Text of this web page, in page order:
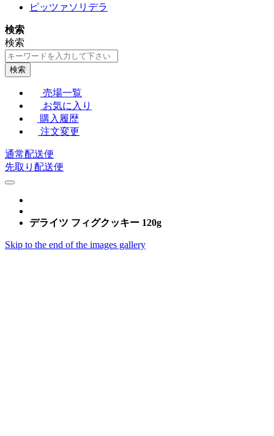
ピッツァソリデラ
検索
検索
検索
売場一覧
お気に入り
購入履歴
注文変更
通常配送便
先取り配送便
デライツ フィグクッキー 120g
Skip to the end of the images gallery